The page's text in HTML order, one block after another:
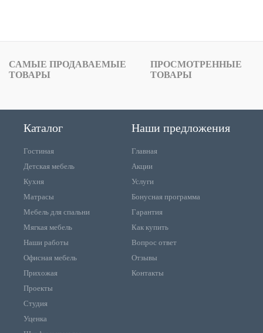
САМЫЕ ПРОДАВАЕМЫЕ
ТОВАРЫ
ПРОСМОТРЕННЫЕ
ТОВАРЫ
Каталог
Гостиная
Детская мебель
Кухня
Матрасы
Мебель для спальни
Мягкая мебель
Наши работы
Офисная мебель
Прихожая
Проекты
Студия
Уценка
Наши предложения
Главная
Акции
Услуги
Бонусная программа
Гарантия
Как купить
Вопрос ответ
Отзывы
Контакты